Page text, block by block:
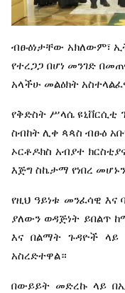
ብፁዕነታቸው አክለውም፣
የተረጋጋ በሆነ መንገድ
አላችሁ መልዕክት
የቅድስት ሥላሴ ዩኒቨርሲቲ
ስብከት ሊቀ ጳጳስ ብፁዕ
ኦርቶዶክስ አብያተ
እጅግ ስኬታማ የነበረ መሆኑን
የዚህ ዓይነቱ መንፈሳዊ እና
ያለውን ወዳጅነት ይበልጥ
እና በልማት ጉዳዮች ላይ
አስረድተዋል።
በውይይት መድረኩ ላይ